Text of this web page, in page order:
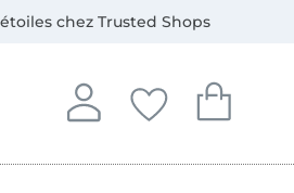
étoiles chez Trusted Shops
Se connecter
Se connecter à votre
Mes favoris
Vous avez
Mon
Vous avez